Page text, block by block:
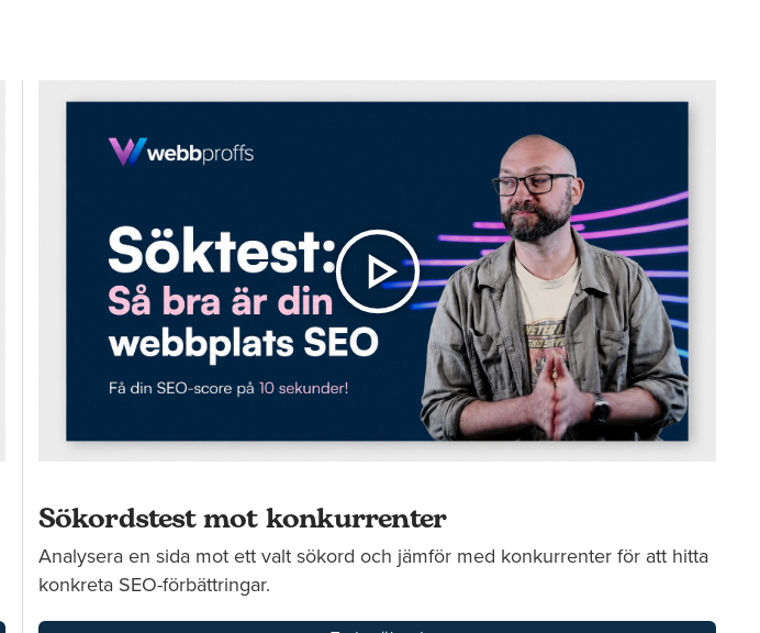
Sökordstest mot konkurrenter
Analysera en sida mot ett valt sökord och jämför med konkurrenter för att hitta
konkreta SEO-förbättringar.